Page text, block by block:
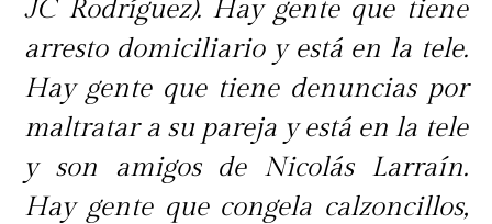
JC Rodríguez). Hay gente que tiene
arresto domiciliario y está en la tele.
Hay gente que tiene denuncias por
maltratar a su pareja y está en la tele
y son amigos de Nicolás Larraín.
Hay gente que congela calzoncillos,